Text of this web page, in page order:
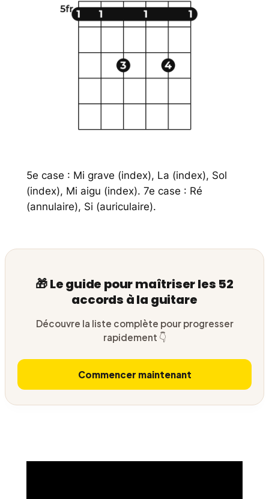
5e case : Mi grave (index), La (index), Sol
(index), Mi aigu (index). 7e case : Ré
(annulaire), Si (auriculaire).
🎁 Le guide pour maîtriser les 52
accords à la guitare
Découvre la liste complète pour progresser
rapidement 👇
Commencer maintenant